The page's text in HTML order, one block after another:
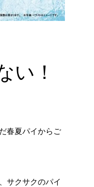
い！
春夏パイからご
サクサクのパイ